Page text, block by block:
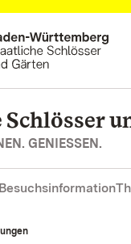
GENIESSEN.
Besuchsinformation